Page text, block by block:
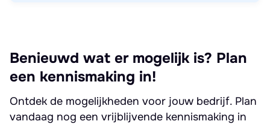
Benieuwd wat er mogelijk is? Plan
een kennismaking in!
Ontdek de mogelijkheden voor jouw bedrijf. Plan
vandaag nog een vrijblijvende kennismaking in